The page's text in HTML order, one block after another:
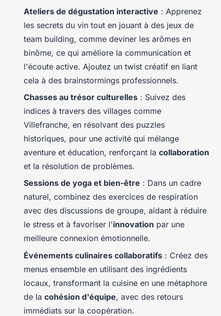
Ateliers de dégustation interactive : Apprenez
les secrets du vin tout en jouant à des jeux de
team building, comme deviner les arômes en
binôme, ce qui améliore la communication et
l'écoute active. Ajoutez un twist créatif en liant
cela à des brainstormings professionnels.
Chasses au trésor culturelles : Suivez des
indices à travers des villages comme
Villefranche, en résolvant des puzzles
historiques, pour une activité qui mélange
aventure et éducation, renforçant la collaboration
et la résolution de problèmes.
Sessions de yoga et bien-être : Dans un cadre
naturel, combinez des exercices de respiration
avec des discussions de groupe, aidant à réduire
le stress et à favoriser l'innovation par une
meilleure connexion émotionnelle.
Événements culinaires collaboratifs : Créez des
menus ensemble en utilisant des ingrédients
locaux, transformant la cuisine en une métaphore
de la cohésion d'équipe, avec des retours
immédiats sur la coopération.